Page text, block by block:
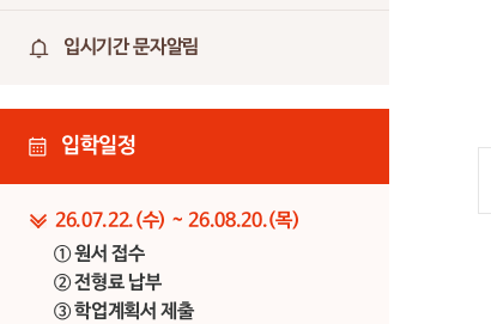
입시기간 문자알림
입학일정
26.07.22.(수) ~ 26.08.20.(목)
① 원서 접수
② 전형료 납부
③ 학업계획서 제출